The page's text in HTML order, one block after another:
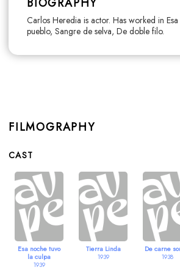
Carlos Heredia is actor. Has worked in
pueblo, Sangre de selva, De doble filo.
FILMOGRAPHY
CAST
Esa noche tuvo
la culpa
1939
Tierra Linda
1939
De carne
1938